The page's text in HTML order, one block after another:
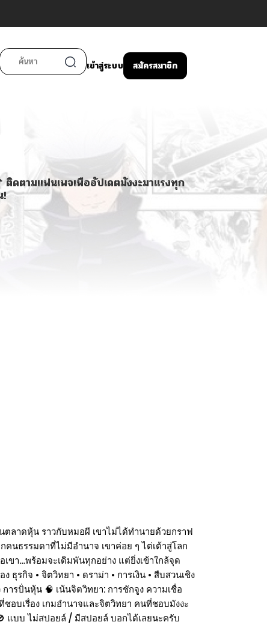
เข้าสู่ระบบ สมัครสมาชิก
ติดตามแฟนเพจเพื่ออัปเดตมังงะมาแรงทุก
!
ตลาดหุ้น ราวกับหมอผี เขาไม่ได้ทำนายด้วยกราฟ
นธรรมดาที่ไม่มีอำนาจ เขาค่อย ๆ ไต่เต้าสู่โลก
ขา…พร้อมจะเดิมพันทุกอย่าง แต่ยิ่งเข้าใกล้จุด
รกิจ • จิตวิทยา • ดราม่า • การเงิน • สืบสวนเชิง
ารปั่นหุ้น 🧠 เน้นจิตวิทยา: การชักจูง ความเชื่อ
อบเรื่อง เกมอำนาจและจิตวิทยา คนที่ชอบมังงะ
แบบ ไม่สปอยล์ / มีสปอยล์ บอกได้เลยนะครับ